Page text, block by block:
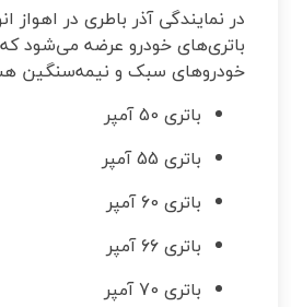
در نمایندگی آذر باطری در اهواز
باتری‌های خودرو عرضه می‌شود
خودروهای سبک و نیمه‌سنگین
باتری 50 آمپر
باتری 55 آمپر
باتری 60 آمپر
باتری 66 آمپر
باتری 70 آمپر